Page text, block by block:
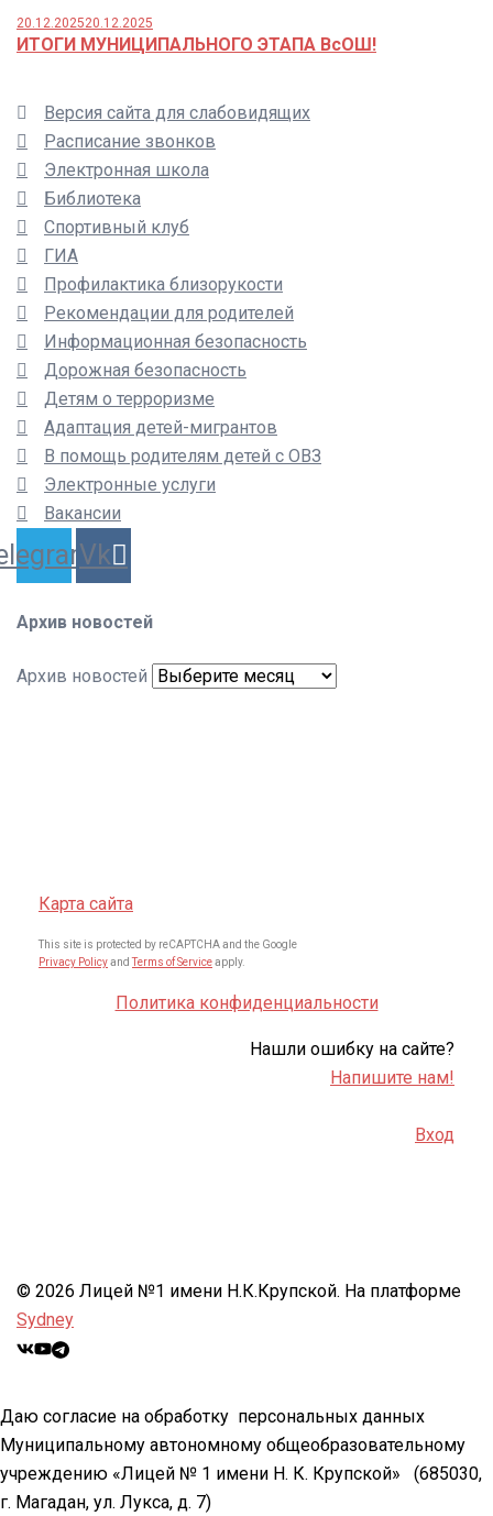
20.12.202520.12.2025
ИТОГИ МУНИЦИПАЛЬНОГО ЭТАПА ВсОШ!
Версия сайта для слабовидящих
Расписание звонков
Электронная школа
Библиотека
Спортивный клуб
ГИА
Профилактика близорукости
Рекомендации для родителей
Информационная безопасность
Дорожная безопасность
Детям о терроризме
Адаптация детей-мигрантов
В помощь родителям детей с ОВЗ
Электронные услуги
Вакансии
Vk
Архив новостей
Архив новостей
Карта сайта
This site is protected by reCAPTCHA and the Google
Privacy PolicyandTerms of Serviceapply.
Политика конфиденциальности
Нашли ошибку на сайте?
Напишите нам!
Вход
© 2026 Лицей №1 имени Н.К.Крупской. На платформе
Sydney
Даю согласие на обработку персональных данных
Муниципальному автономному общеобразовательному
учреждению «Лицей № 1 имени Н. К. Крупской»
(685030,
г. Магадан, ул. Лукса, д. 7)